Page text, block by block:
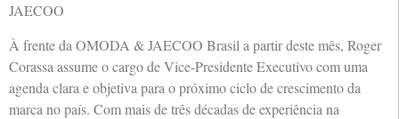
JAECOO
À frente da OMODA & JAECOO Brasil a partir deste mês, Roger
Corassa assume o cargo de Vice-Presidente Executivo com uma
agenda clara e objetiva para o próximo ciclo de crescimento da
marca no país. Com mais de três décadas de experiência na